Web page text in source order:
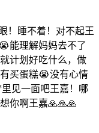
！睡不着！对不起王
能理解妈妈去不了
计划好吃什么，做
买蛋糕😭没有心情
见一面吧王嘉！哪
你啊王嘉🙏🙏🙏